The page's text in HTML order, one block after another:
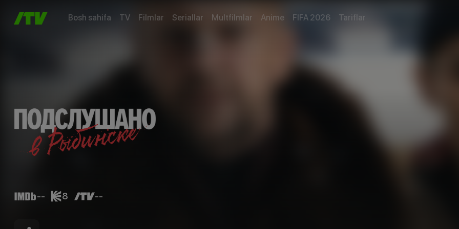
Bosh sahifa TV Filmlar Seriallar Multfilmlar Anime FIFA 2026 Tariflar
-- 8 --